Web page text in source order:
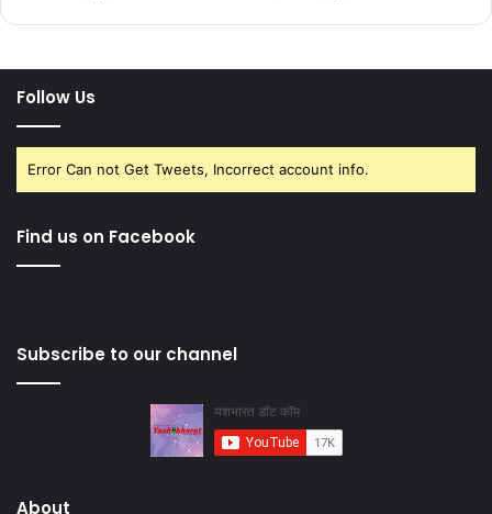
Follow Us
Error Can not Get Tweets, Incorrect account info.
Find us on Facebook
Subscribe to our channel
About